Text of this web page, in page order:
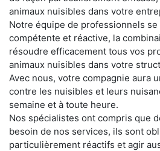
animaux nuisibles dans votre
Notre équipe de professionnels
compétente et réactive, la
résoudre efficacement tous vos
animaux nuisibles dans votre
Avec nous, votre compagnie aura
contre les nuisibles et leurs
semaine et à toute heure.
Nos spécialistes ont compris que
besoin de nos services, ils sont
particulièrement réactifs et agir